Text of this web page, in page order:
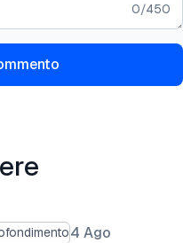
0/450
4 Ago